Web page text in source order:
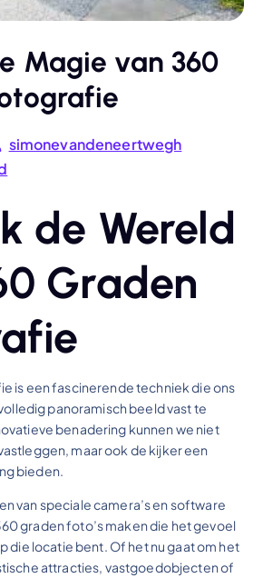
Magie van 360
simonevandeneertwegh
de Wereld
Graden
is een fascinerende techniek die ons
panoramisch beeld vast te
benadering kunnen we niet
maar ook de kijker een
bieden.
van speciale camera’s en software
graden foto’s maken die het gevoel
die locatie bent. Of het nu gaat om het
attracties, vastgoedobjecten of